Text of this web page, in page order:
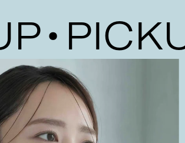
PICKUP